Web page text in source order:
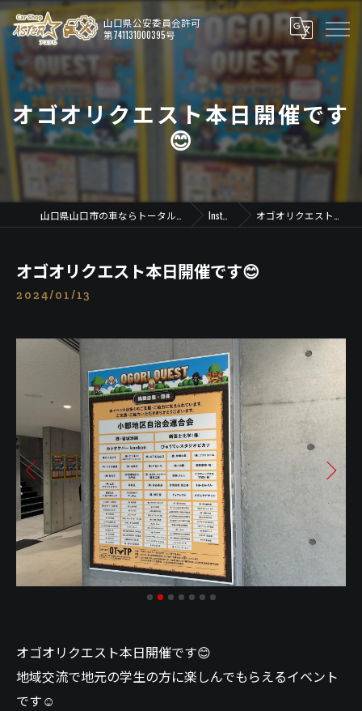
オゴオリクエスト本日開催です
😊
Instagram オゴオリクエスト本日開催です😊
オゴオリクエスト本日開催です😊
2024/01/13
オゴオリクエスト本日開催です😊
地域交流で地元の学生の方に楽しんでもらえるイベント
です☺️